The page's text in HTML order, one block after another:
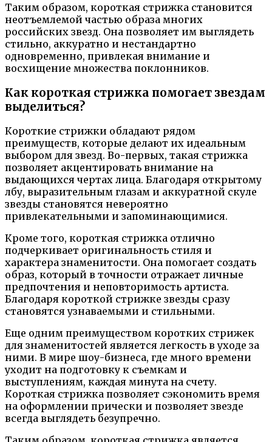
Таким образом, короткая стрижка становится
неотъемлемой частью образа многих
российских звезд. Она позволяет им выглядеть
стильно, аккуратно и нестандартно
одновременно, привлекая внимание и
восхищение множества поклонников.
Как короткая стрижка помогает звездам
выделиться?
Короткие стрижки обладают рядом
преимуществ, которые делают их идеальным
выбором для звезд. Во-первых, такая стрижка
позволяет акцентировать внимание на
выдающихся чертах лица. Благодаря открытому
лбу, выразительным глазам и аккуратной скуле
звезды становятся невероятно
привлекательными и запоминающимися.
Кроме того, короткая стрижка отлично
подчеркивает оригинальность стиля и
характера знаменитости. Она помогает создать
образ, который в точности отражает личные
предпочтения и неповторимость артиста.
Благодаря короткой стрижке звезды сразу
становятся узнаваемыми и стильными.
Еще одним преимуществом коротких стрижек
для знаменитостей является легкость в уходе за
ними. В мире шоу-бизнеса, где много времени
уходит на подготовку к съемкам и
выступлениям, каждая минута на счету.
Короткая стрижка позволяет сэкономить время
на оформлении прически и позволяет звезде
всегда выглядеть безупречно.